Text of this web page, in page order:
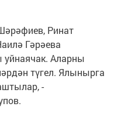
Ринат
Гәрәева
уйнаячак. Аларны
түгел. Ялынырга
-